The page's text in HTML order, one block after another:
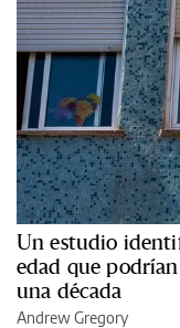
Un estudio
edad que
una década
Andrew Gregory